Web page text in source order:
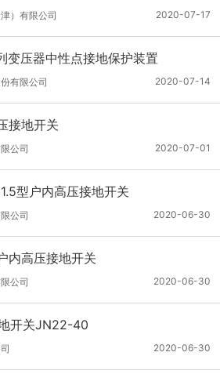
2020-07-17
）有限公司
变压器中性点接地保护装置
2020-07-14
有限公司
接地开关
2020-07-01
公司
型户内高压接地开关
2020-06-30
公司
内高压接地开关
2020-06-30
公司
开关JN22-40
2020-06-30